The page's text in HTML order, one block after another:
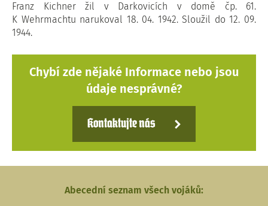
Franz Kichner žil v Darkovicích v domě čp. 61.
K Wehrmachtu narukoval 18. 04. 1942. Sloužil do 12. 09.
1944.
Chybí zde nějaké Informace nebo jsou
údaje nesprávné?
Kontaktujte nás
Abecední seznam všech vojáků: